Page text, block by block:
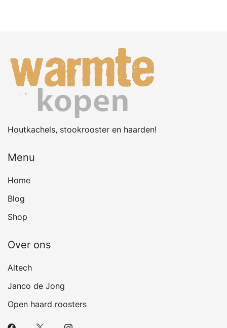
Houtkachels, stookrooster en haarden!
Menu
Home
Blog
Shop
Over ons
Altech
Janco de Jong
Open haard roosters